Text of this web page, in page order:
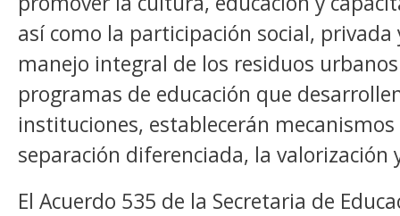
así como la participación social,
manejo integral de los residuos
programas de educación que
instituciones, establecerán
separación diferenciada, la valorización
El Acuerdo 535 de la Secretaria de